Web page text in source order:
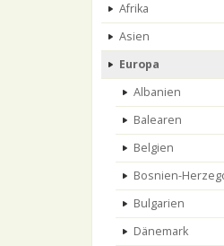
Afrika
Asien
Europa
Albanien
Balearen
Belgien
Bosnien-
Bulgarien
Dänemark